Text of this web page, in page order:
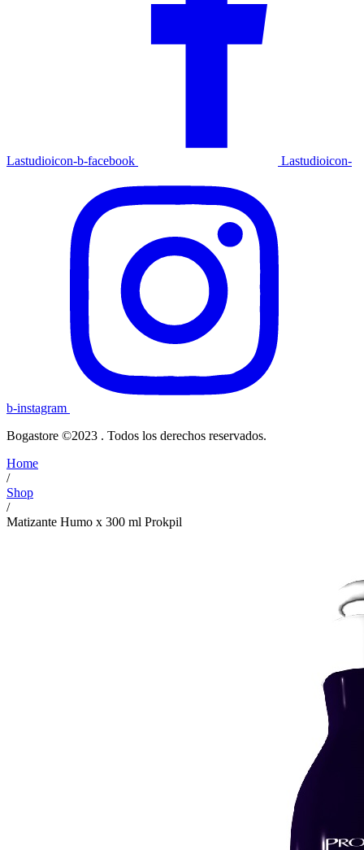
Lastudioicon-b-facebook Lastudioicon-
b-instagram
Bogastore ©2023 . Todos los derechos reservados.
Home
/
Shop
/
Matizante Humo x 300 ml Prokpil